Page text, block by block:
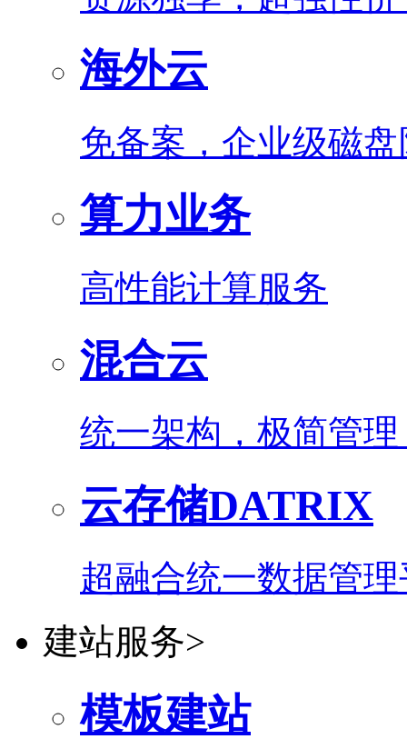
海外云
免备案，企业级磁
算力业务
高性能计算服务
混合云
统一架构，极简管
云存储DATRIX
超融合统一数据管
建站服务>
模板建站